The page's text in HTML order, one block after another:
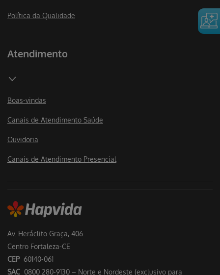
Av. Heráclito Graça, 406
Centro Fortaleza-CE
CEP 60140-061
SAC 0800 280-9130 – Norte e Nordeste (exclusivo para
Política da Qualidade
Atendimento
Boas-vindas
Canais de Atendimento Saúde
Ouvidoria
Canais de Atendimento Presencial